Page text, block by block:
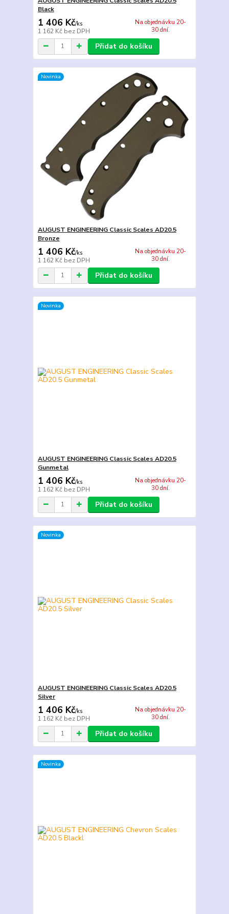
Black
1 406 Kč/ks
1 162 Kč bez DPH
Na objednávku 20-
30 dní.
Přidat do košíku
Novinka
AUGUST ENGINEERING Classic Scales AD20.5
Bronze
1 406 Kč/ks
1 162 Kč bez DPH
Na objednávku 20-
30 dní.
Přidat do košíku
Novinka
AUGUST ENGINEERING Classic Scales AD20.5
Gunmetal
1 406 Kč/ks
1 162 Kč bez DPH
Na objednávku 20-
30 dní.
Přidat do košíku
Novinka
AUGUST ENGINEERING Classic Scales AD20.5
Silver
1 406 Kč/ks
1 162 Kč bez DPH
Na objednávku 20-
30 dní.
Přidat do košíku
Novinka